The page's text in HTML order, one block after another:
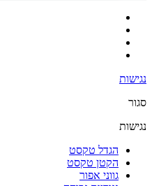
נגישות
סגור
נגישות
הגדל טקסט
הקטן טקסט
גווני אפור